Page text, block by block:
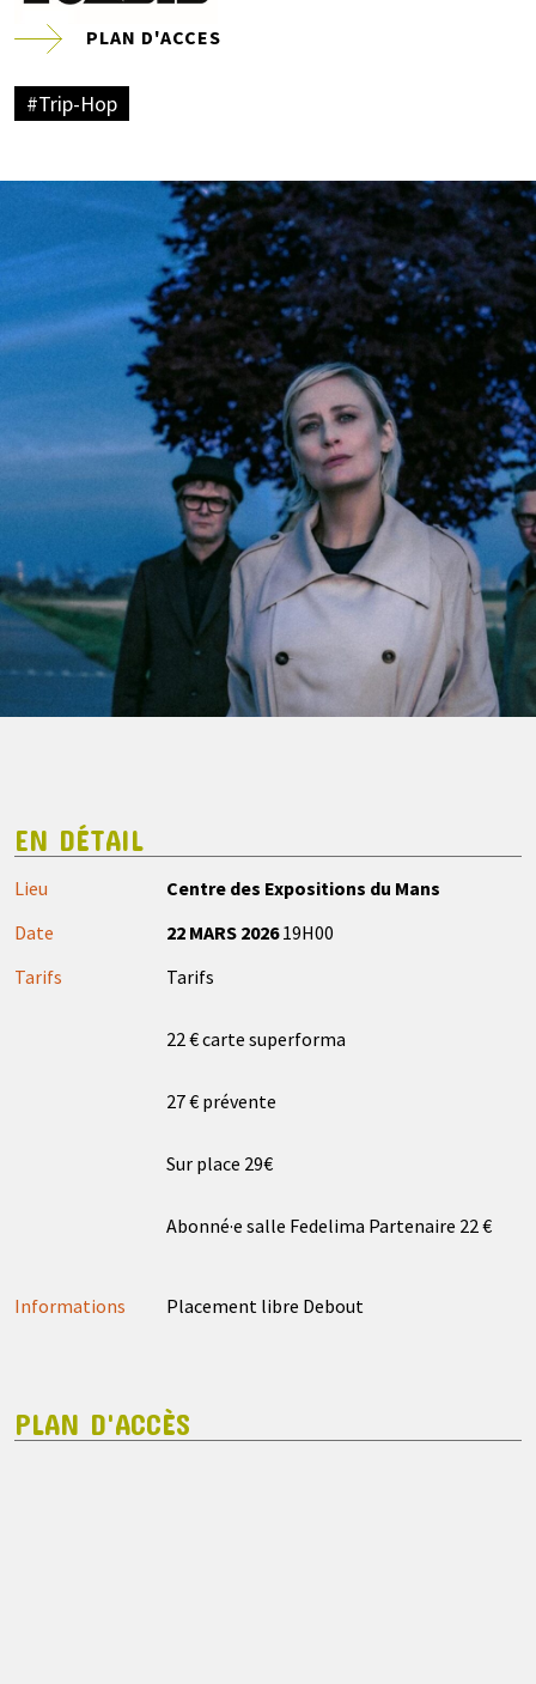
PLAN D'ACCES
#Trip-Hop
EN DÉTAIL
Lieu
Centre des Expositions du Mans
Date
22 MARS 202619H00
Tarifs
Tarifs
22 € carte superforma
27 € prévente
Sur place 29€
Abonné·e salle Fedelima Partenaire 22 €
Informations Placement libre Debout
PLAN D'ACCÈS